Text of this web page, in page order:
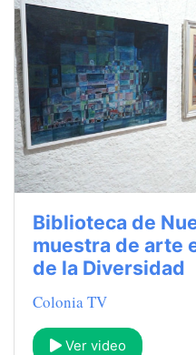
Biblioteca de
muestra de arte
de la Diversidad
Colonia TV
Ver video